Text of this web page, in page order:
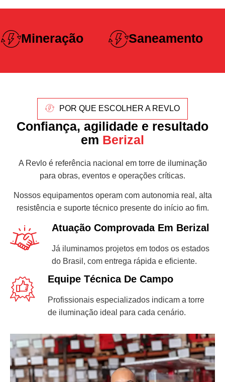
Saneamento
Construção
Pesada
POR QUE ESCOLHER A REVLO
Confiança, agilidade e resultado
em Berizal
A Revlo é referência nacional em torre de iluminação
para obras, eventos e operações críticas.
Nossos equipamentos operam com autonomia real, alta
resistência e suporte técnico presente do início ao fim.
Atuação Comprovada Em Berizal
Já iluminamos projetos em todos os estados
do Brasil, com entrega rápida e eficiente.
Equipe Técnica De Campo
Profissionais especializados indicam a torre
de iluminação ideal para cada cenário.